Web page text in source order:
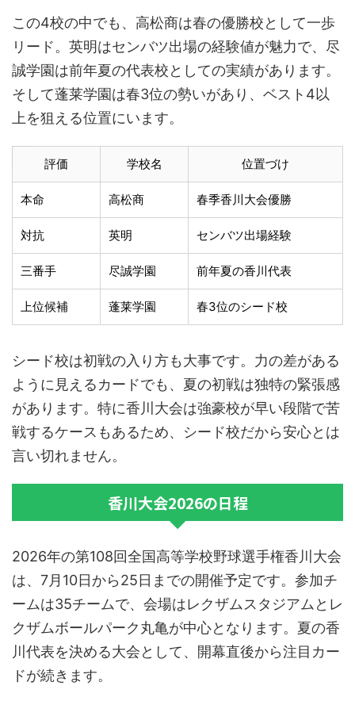
この4校の中でも、高松商は春の優勝校として一歩
リード。英明はセンバツ出場の経験値が魅力で、尽
誠学園は前年夏の代表校としての実績があります。
そして蓬莱学園は春3位の勢いがあり、ベスト4以
上を狙える位置にいます。
評価 学校名 位置づけ
本命 高松商 春季香川大会優勝
対抗 英明 センバツ出場経験
三番手 尽誠学園 前年夏の香川代表
上位候補 蓬莱学園 春3位のシード校
シード校は初戦の入り方も大事です。力の差がある
ように見えるカードでも、夏の初戦は独特の緊張感
があります。特に香川大会は強豪校が早い段階で苦
戦するケースもあるため、シード校だから安心とは
言い切れません。
香川大会2026の日程
2026年の第108回全国高等学校野球選手権香川大会
は、7月10日から25日までの開催予定です。参加チ
ームは35チームで、会場はレクザムスタジアムとレ
クザムボールパーク丸亀が中心となります。夏の香
川代表を決める大会として、開幕直後から注目カー
ドが続きます。